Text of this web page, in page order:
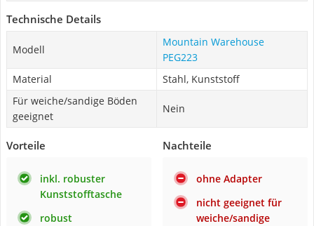
Technische Details
Modell
Mountain Warehouse
PEG223
Material
Stahl, Kunststoff
Für weiche/sandige Böden
geeignet
Nein
Vorteile
inkl. robuster
Kunststofftasche
robust
Nachteile
ohne Adapter
nicht geeignet für
weiche/sandige